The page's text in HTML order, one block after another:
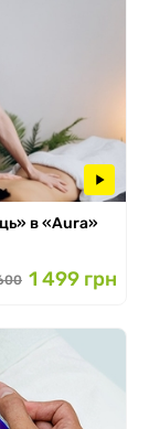
в «Aura»
1 499 грн